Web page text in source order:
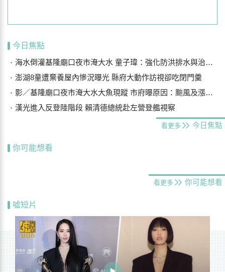
今日焦點
海水倒灌基隆廟口夜市淹大水 童子瑋：強化防洪排水與治水基礎建設
澎湖8童遭棄養屋內慘況曝光 縣府大動作訪視卻吃閉門羹
影／基隆廟口夜市淹大水大魚現蹤 市府曝原因：颱風及漲潮海水倒灌
漢光進入反登陸階段 賴清德總統赴左營登艦視察
看更多 今日焦點
你可能想看
看更多 你可能想看
噓短片